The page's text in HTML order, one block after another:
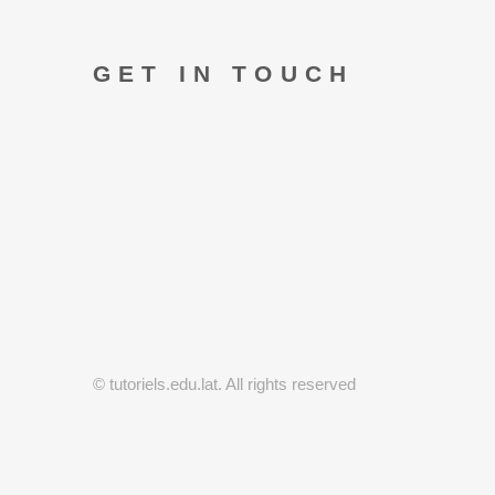
GET IN TOUCH
© tutoriels.edu.lat. All rights reserved